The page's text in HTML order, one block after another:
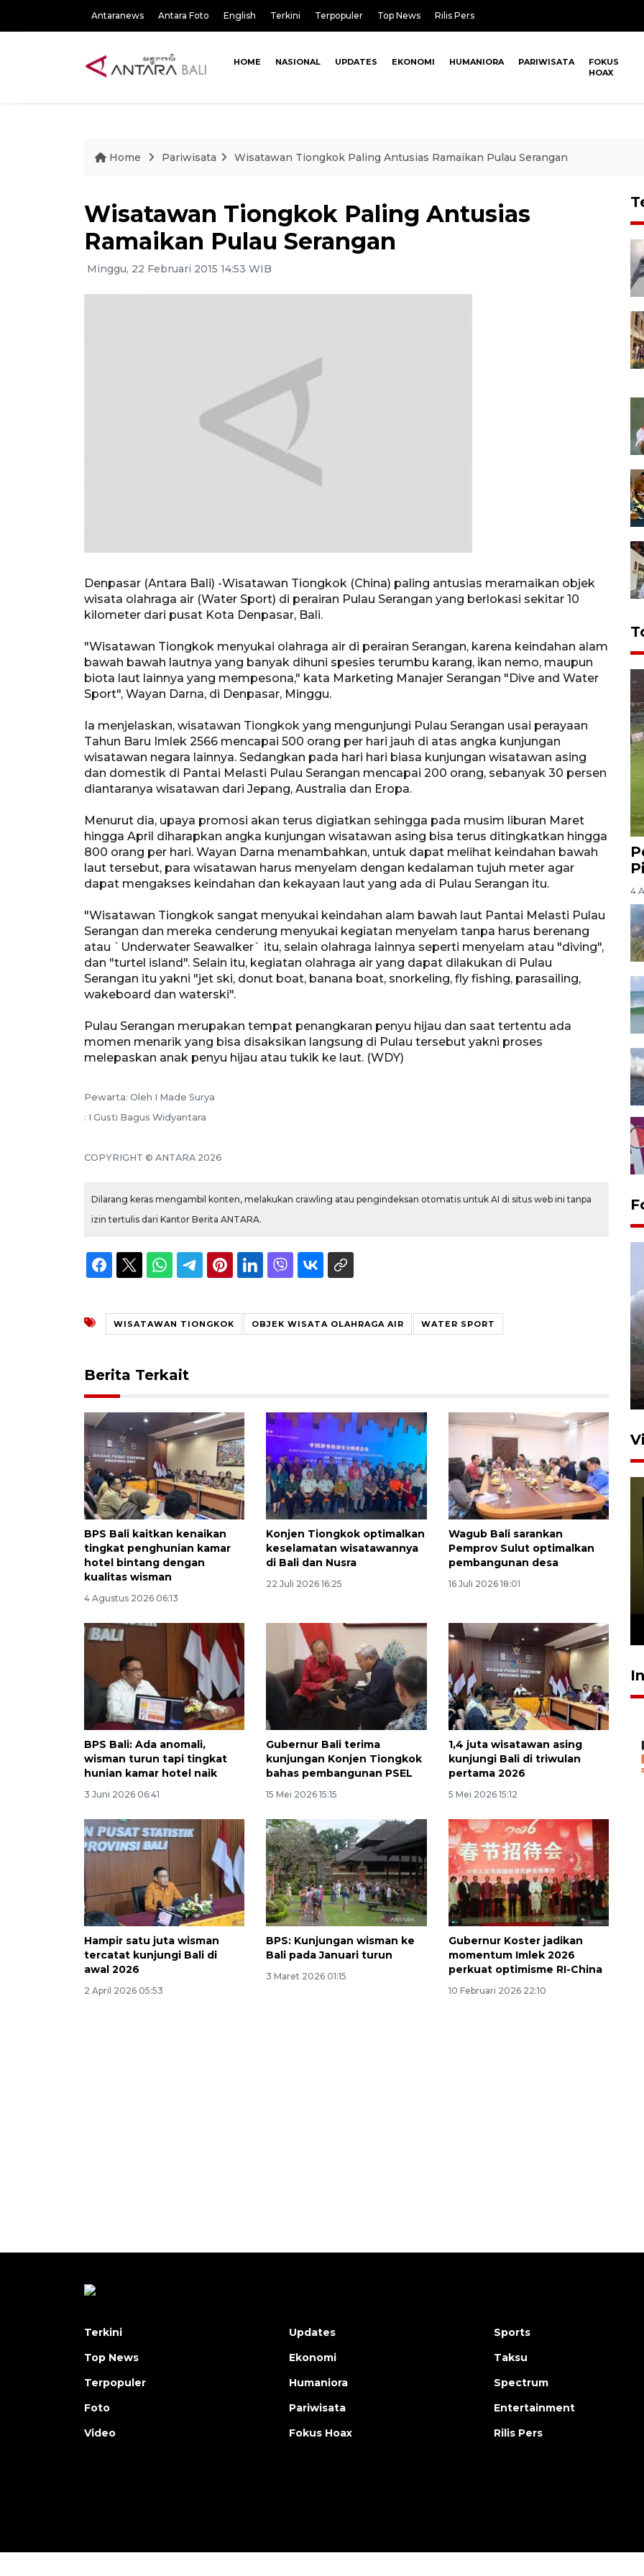
Antaranews Antara Foto English Terkini Terpopuler Top News Rilis Pers
HOME NASIONAL UPDATES EKONOMI HUMANIORA PARIWISATA
FOKUS
HOAX
Home Pariwisata Wisatawan Tiongkok Paling Antusias Ramaikan Pulau Serangan
Wisatawan Tiongkok Paling Antusias
Ramaikan Pulau Serangan
Minggu, 22 Februari 2015 14:53 WIB
Denpasar (Antara Bali) -Wisatawan Tiongkok (China) paling antusias meramaikan objek
wisata olahraga air (Water Sport) di perairan Pulau Serangan yang berlokasi sekitar 10
kilometer dari pusat Kota Denpasar, Bali.
"Wisatawan Tiongkok menyukai olahraga air di perairan Serangan, karena keindahan alam
bawah bawah lautnya yang banyak dihuni spesies terumbu karang, ikan nemo, maupun
biota laut lainnya yang mempesona," kata Marketing Manajer Serangan "Dive and Water
Sport", Wayan Darna, di Denpasar, Minggu.
Ia menjelaskan, wisatawan Tiongkok yang mengunjungi Pulau Serangan usai perayaan
Tahun Baru Imlek 2566 mencapai 500 orang per hari jauh di atas angka kunjungan
wisatawan negara lainnya. Sedangkan pada hari hari biasa kunjungan wisatawan asing
dan domestik di Pantai Melasti Pulau Serangan mencapai 200 orang, sebanyak 30 persen
diantaranya wisatawan dari Jepang, Australia dan Eropa.
Menurut dia, upaya promosi akan terus digiatkan sehingga pada musim liburan Maret
hingga April diharapkan angka kunjungan wisatawan asing bisa terus ditingkatkan hingga
800 orang per hari. Wayan Darna menambahkan, untuk dapat melihat keindahan bawah
laut tersebut, para wisatawan harus menyelam dengan kedalaman tujuh meter agar
dapat mengakses keindahan dan kekayaan laut yang ada di Pulau Serangan itu.
"Wisatawan Tiongkok sangat menyukai keindahan alam bawah laut Pantai Melasti Pulau
Serangan dan mereka cenderung menyukai kegiatan menyelam tanpa harus berenang
atau `Underwater Seawalker` itu, selain olahraga lainnya seperti menyelam atau "diving",
dan "turtel island". Selain itu, kegiatan olahraga air yang dapat dilakukan di Pulau
Serangan itu yakni "jet ski, donut boat, banana boat, snorkeling, fly fishing, parasailing,
wakeboard dan waterski".
Pulau Serangan merupakan tempat penangkaran penyu hijau dan saat tertentu ada
momen menarik yang bisa disaksikan langsung di Pulau tersebut yakni proses
melepaskan anak penyu hijau atau tukik ke laut. (WDY)
Pewarta: Oleh I Made Surya
: I Gusti Bagus Widyantara
COPYRIGHT © ANTARA 2026
Dilarang keras mengambil konten, melakukan crawling atau pengindeksan otomatis untuk AI di situs web ini tanpa
izin tertulis dari Kantor Berita ANTARA.
WISATAWAN TIONGKOK OBJEK WISATA OLAHRAGA AIR WATER SPORT
Berita Terkait
BPS Bali kaitkan kenaikan
tingkat penghunian kamar
hotel bintang dengan
kualitas wisman
4 Agustus 2026 06:13
Konjen Tiongkok optimalkan
keselamatan wisatawannya
di Bali dan Nusra
22 Juli 2026 16:25
Wagub Bali sarankan
Pemprov Sulut optimalkan
pembangunan desa
16 Juli 2026 18:01
BPS Bali: Ada anomali,
wisman turun tapi tingkat
hunian kamar hotel naik
3 Juni 2026 06:41
Gubernur Bali terima
kunjungan Konjen Tiongkok
bahas pembangunan PSEL
15 Mei 2026 15:15
1,4 juta wisatawan asing
kunjungi Bali di triwulan
pertama 2026
5 Mei 2026 15:12
Hampir satu juta wisman
tercatat kunjungi Bali di
awal 2026
2 April 2026 05:53
BPS: Kunjungan wisman ke
Bali pada Januari turun
3 Maret 2026 01:15
Gubernur Koster jadikan
momentum Imlek 2026
perkuat optimisme RI-China
10 Februari 2026 22:10
4
Sebanyak 62 penumpang
selamat dari kebakaran KM
jelang laga lawan Kamboja
23 Juli 2026 19:12
Terkini
Top News
Terpopuler
Foto
Video
Updates
Ekonomi
Humaniora
Pariwisata
Fokus Hoax
Sports
Taksu
Spectrum
Entertainment
Rilis Pers